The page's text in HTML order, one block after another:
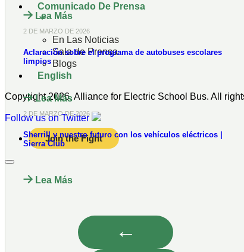
Comunicado De Prensa
En Las Noticias
Sala de Prensa
Blogs
English
Copyright 2026, Alliance for Electric School Bus. All
Follow us on Twitter
Join the Fight
Lea Más
2 DE MARZO DE 2026
Aclaración sobre el programa de autobuses escolares
limpios
Lea Más
2 DE MARZO DE 2026
Sherrill y nuestro futuro con los vehículos eléctricos |
Sierra Club
Lea Más
←